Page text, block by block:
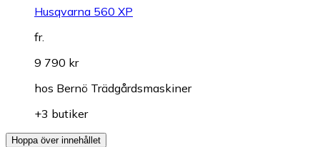
Husqvarna 560 XP
fr.
9 790 kr
hos Bernö Trädgårdsmaskiner
+3 butiker
Hoppa över innehållet